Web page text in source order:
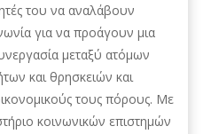
του να αναλάβουν
για να προάγουν μια
μεταξύ ατόμων
και θρησκειών και
τους πόρους. Με
κοινωνικών επιστημών